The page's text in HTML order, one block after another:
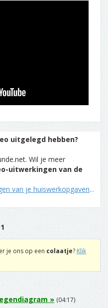
uitgelegd hebben?
Wil je meer
uitwerkingen van de
van je huiswerkopgaven...
je ons op een colaatje? Klik
» (04:17)